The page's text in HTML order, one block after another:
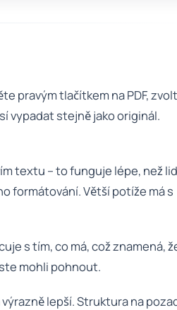
pravým tlačítkem na PDF,
vypadat stejně jako originál.
textu – to funguje lépe, než
formátování. Větší potíže má s
s tím, co má, což znamená,
mohli pohnout.
lepší. Struktura na